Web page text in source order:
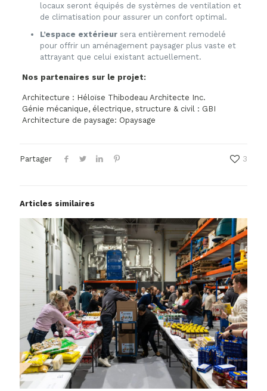
locaux seront équipés de systèmes de ventilation et
de climatisation pour assurer un confort optimal.
L’espace extérieursera entièrement remodelé
pour offrir un aménagement paysager plus vaste et
attrayant que celui existant actuellement.
Nos partenaires sur le projet:
Architecture : Héloïse Thibodeau Architecte Inc.
Génie mécanique, électrique, structure & civil : GBI
Architecture de paysage: Opaysage
Partager 3
Articles similaires